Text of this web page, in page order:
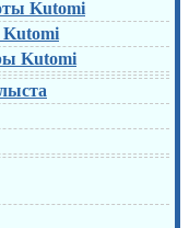
Kutomi
Kutomi